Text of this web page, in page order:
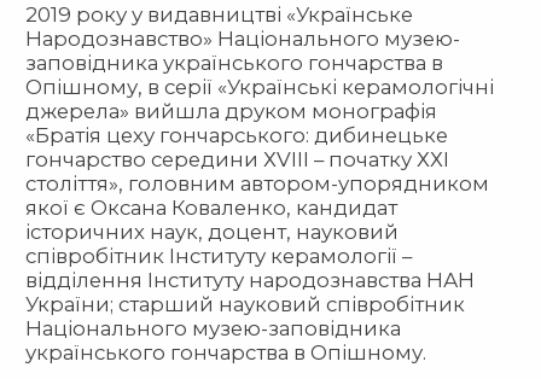
2019 року у видавництві «Українське
Народознавство» Національного музею-
заповідника українського гончарства в
Опішному, в серії «Українські керамологічні
джерела» вийшла друком монографія
«Братія цеху гончарського: дибинецьке
гончарство середини ХVIII – початку ХХІ
століття», головним автором-упорядником
якої є Оксана Коваленко, кандидат
історичних наук, доцент, науковий
співробітник Інституту керамології –
відділення Інституту народознавства НАН
України; старший науковий співробітник
Національного музею-заповідника
українського гончарства в Опішному.